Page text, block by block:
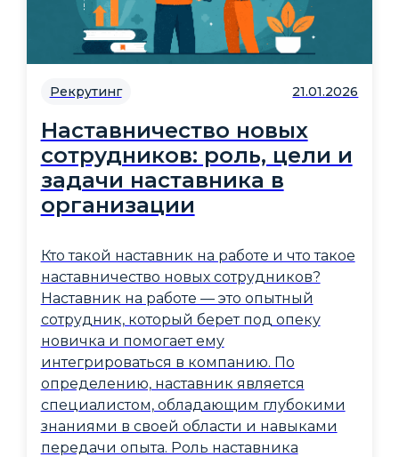
Рекрутинг 21.01.2026
Наставничество новых
сотрудников: роль, цели и
задачи наставника в
организации
Кто такой наставник на работе и что такое
наставничество новых сотрудников?
Наставник на работе — это опытный
сотрудник, который берет под опеку
новичка и помогает ему
интегрироваться в компанию. По
определению, наставник является
специалистом, обладающим глубокими
знаниями в своей области и навыками
передачи опыта. Роль наставника